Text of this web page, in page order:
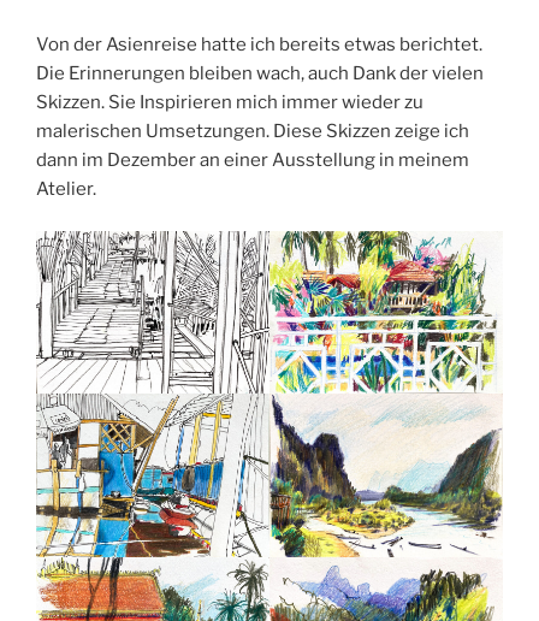
Von der Asienreise hatte ich bereits etwas berichtet.
Die Erinnerungen bleiben wach, auch Dank der vielen
Skizzen. Sie Inspirieren mich immer wieder zu
malerischen Umsetzungen. Diese Skizzen zeige ich
dann im Dezember an einer Ausstellung in meinem
Atelier.